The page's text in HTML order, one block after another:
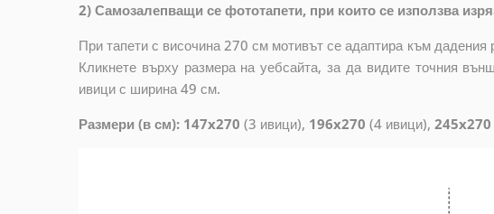
2) Самозалепващи се фототапети, при които се използва
При тапети с височина 270 см мотивът се адаптира към дадения
Кликнете върху размера на уебсайта, за да видите точния
ивици с ширина 49 см.
Размери (в см): 147x270 (3 ивици), 196x270 (4 ивици), 245x270